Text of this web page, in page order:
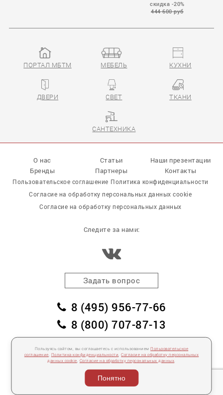
скидка -20%
444 600 руб
Пользуясь сайтом, вы соглашаетесь с использованиемПользовательское
соглашение Политика конфиденциальности ,Согласие на обработку персональных
данных cookie Согласие на обработку персональных данных
Понятно
ПОРТАЛ МБТМ МЕБЕЛЬ КУХНИ
ДВЕРИ СВЕТ ТКАНИ
САНТЕХНИКА
О нас Статьи
Наши презентации
Бренды
Партнеры Контакты
Пользовательское соглашение Политика конфиденциальности
Согласие на обработку персональных данных cookie
Согласие на обработку персональных данных
Следите за нами:
Задать вопрос
8 (495) 956-77-66
8 (800) 707-87-13
пл. Победы, дом 2, корпус 2
Для спецификаций и предложений: info@mebelclub.ru
Выставленные на данном сайте предложения публичной офертой не являются.
Количество товара ограничено.
© 2007—2026 «Интерьерный салон №1» Все права защищены